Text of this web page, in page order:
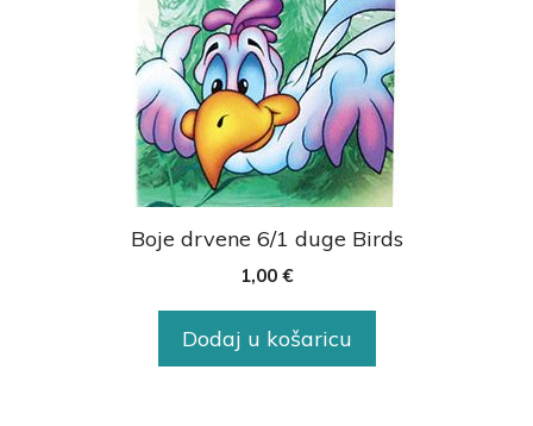
Boje drvene 6/1 duge Birds
1,00 €
Dodaj u košaricu